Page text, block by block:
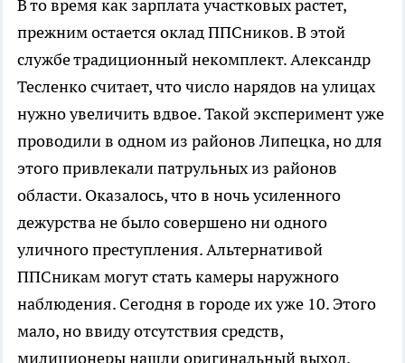
В то время как зарплата участковых растет,
прежним остается оклад ППСников. В этой
службе традиционный некомплект. Александр
Тесленко считает, что число нарядов на улицах
нужно увеличить вдвое. Такой эксперимент уже
проводили в одном из районов Липецка, но для
этого привлекали патрульных из районов
области. Оказалось, что в ночь усиленного
дежурства не было совершено ни одного
уличного преступления. Альтернативой
ППСникам могут стать камеры наружного
наблюдения. Сегодня в городе их уже 10. Этого
мало, но ввиду отсутствия средств,
милиционеры нашли оригинальный выход.